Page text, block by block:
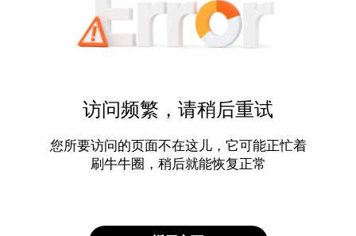
访问频繁，请稍后重试
您所要访问的页面不在这儿，它可能正忙着
刷牛牛圈，稍后就能恢复正常